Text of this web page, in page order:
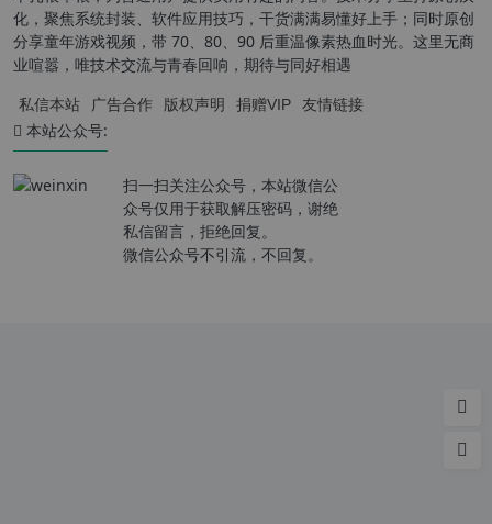
化，聚焦系统封装、软件应用技巧，干货满满易懂好上手；同时原创
分享童年游戏视频，带 70、80、90 后重温像素热血时光。这里无商
业喧嚣，唯技术交流与青春回响，期待与同好相遇
私信本站 广告合作 版权声明 捐赠VIP 友情链接
本站公众号:
扫一扫关注公众号，本站微信公
众号仅用于获取解压密码，谢绝
私信留言，拒绝回复。
微信公众号不引流，不回复。